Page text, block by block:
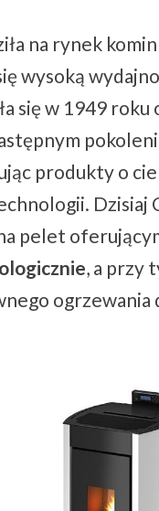
na rynek
wysoką
się w 1949
produkty o
Dzisiaj
pelet
, a przy
ogrzewania